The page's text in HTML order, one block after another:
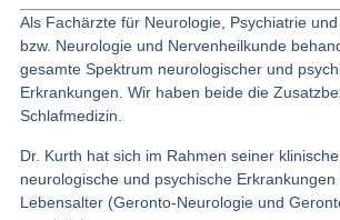
Als Fachärzte für Neurologie, Psychiatrie
bzw. Neurologie und Nervenheilkunde
gesamte Spektrum neurologischer und
Erkrankungen. Wir haben beide die
Schlafmedizin.
Dr. Kurth hat sich im Rahmen seiner
neurologische und psychische
Lebensalter (Geronto-Neurologie und